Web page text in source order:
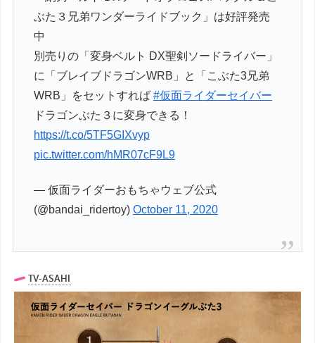
ぶた３兄弟ワンダーライドブック」は好評発売
中
別売りの「変身ベルト DX聖剣ソードライバー」
に「ブレイブドラゴンWRB」と「こぶた3兄弟
WRB」をセットすれば#仮面ライダーセイバー
ドラゴンぶた３に変身できる！
https://t.co/5TF5GIXvyp
pic.twitter.com/hMR07cF9L9
— 仮面ライダーおもちゃウェブ公式
(@bandai_ridertoy)October 11, 2020